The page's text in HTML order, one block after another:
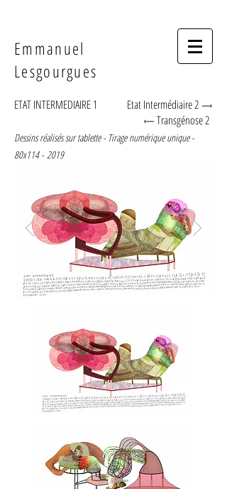
Emmanuel
Lesgourgues
Etat Intermédiaire 2 ⟞
ETAT INTERMEDIAIRE 1
⟝ Transgénose 2
Dessins réalisés sur tablette - Tirage numérique unique -
80x114 - 2019